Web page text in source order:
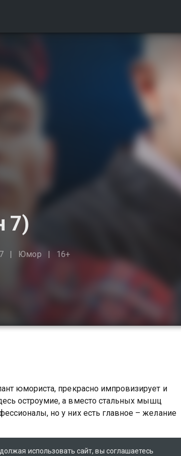
7)
Юмор 16+
юмориста, прекрасно импровизирует и
остроумие, а вместо стальных мышц
но у них есть главное – желание
совершенно бесплатно в хорошем HD
использовать сайт, вы соглашаетесь